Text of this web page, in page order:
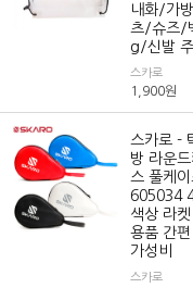
내화/가
츠/슈즈/
g/신발 주
스카로
1,900원
스카로 -
방 라운드
스 풀케이
605034
색상 라
용품 간
가성비
스카로